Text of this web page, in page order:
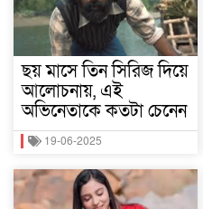
ছয় মাসে তিন সিরিজ দিয়ে
আলোচনায়, এই
অভিনেতাকে কতটা চেনেন
19-06-2025